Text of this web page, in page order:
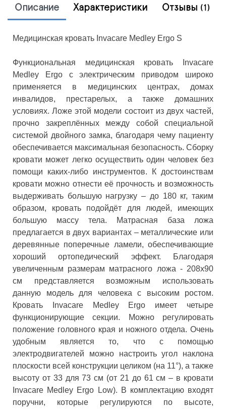
Описание Характеристики Отзывы (1)
Медицинская кровать Invacare Medley Ergo S
Функциональная медицинская кровать Invacare
Medley Ergo с электрическим приводом широко
применяется в медицинских центрах, домах
инвалидов, престарелых, а также домашних
условиях. Ложе этой модели состоит из двух частей,
прочно закреплённых между собой специальной
системой двойного замка, благодаря чему пациенту
обеспечивается максимальная безопасность. Сборку
кровати может легко осуществить один человек без
помощи каких-либо инструментов. К достоинствам
кровати можно отнести её прочность и возможность
выдерживать большую нагрузку – до 180 кг, таким
образом, кровать подойдёт для людей, имеющих
большую массу тела. Матрасная база ложа
предлагается в двух вариантах – металлические или
деревянные поперечные ламели, обеспечивающие
хороший ортопедический эффект. Благодаря
увеличенным размерам матрасного ложа - 208х90
см представляется возможным использовать
данную модель для человека с высоким ростом.
Кровать Invacare Medley Ergo имеет четыре
функционирующие секции. Можно регулировать
положение головного края и ножного отдела. Очень
удобным является то, что с помощью
электродвигателей можно настроить угол наклона
плоскости всей конструкции целиком (на 11°), а также
высоту от 33 для 73 см (от 21 до 61 см – в кровати
Invacare Medley Ergo Low). В комплектацию входят
поручни, которые регулируются по высоте,